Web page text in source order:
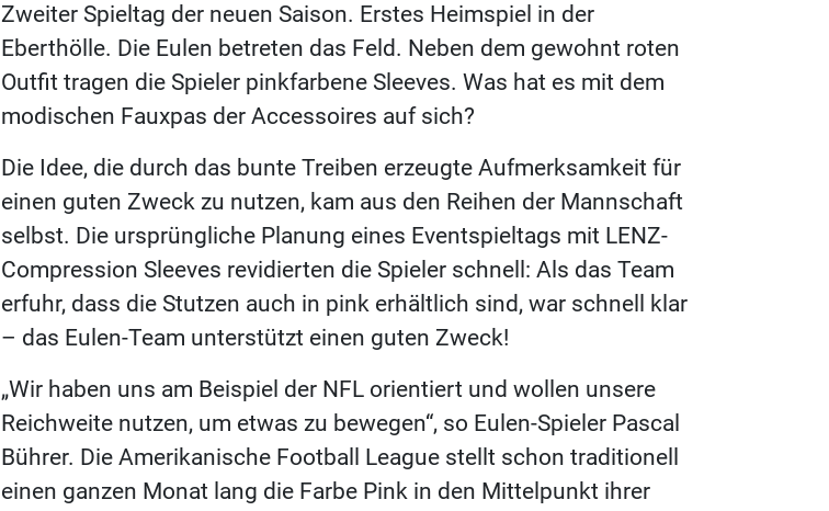
Zweiter Spieltag der neuen Saison. Erstes Heimspiel in der
Eberthölle. Die Eulen betreten das Feld. Neben dem gewohnt roten
Outfit tragen die Spieler pinkfarbene Sleeves. Was hat es mit dem
modischen Fauxpas der Accessoires auf sich?
Die Idee, die durch das bunte Treiben erzeugte Aufmerksamkeit für
einen guten Zweck zu nutzen, kam aus den Reihen der Mannschaft
selbst. Die ursprüngliche Planung eines Eventspieltags mit LENZ-
Compression Sleeves revidierten die Spieler schnell: Als das Team
erfuhr, dass die Stutzen auch in pink erhältlich sind, war schnell klar
– das Eulen-Team unterstützt einen guten Zweck!
„Wir haben uns am Beispiel der NFL orientiert und wollen unsere
Reichweite nutzen, um etwas zu bewegen“, so Eulen-Spieler Pascal
Bührer. Die Amerikanische Football League stellt schon traditionell
einen ganzen Monat lang die Farbe Pink in den Mittelpunkt ihrer